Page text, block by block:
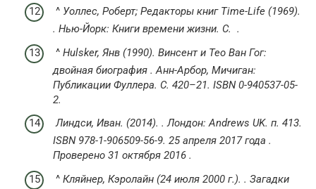
^ Уоллес, Роберт; Редакторы книг Time-Life (1969).
. Нью-Йорк: Книги времени жизни. С. .
^ Hulsker, Янв (1990). Винсент и Тео Ван Гог:
двойная биография . Анн-Арбор, Мичиган:
Публикации Фуллера. С. 420–21. ISBN0-940537-05-
2.
Линдси, Иван. (2014). .Лондон: Andrews UK. п. 413.
ISBN978-1-906509-56-9. 25 апреля 2017 года .
Проверено 31 октября 2016 .
^ Кляйнер, Кэролайн (24 июля 2000 г.). . Загадки